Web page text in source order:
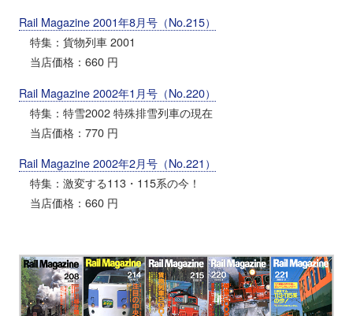
Rail Magazine 2001年8月号（No.215）
特集：貨物列車 2001
当店価格：660 円
Rail Magazine 2002年1月号（No.220）
特集：特雪2002 特殊排雪列車の現在
当店価格：770 円
Rail Magazine 2002年2月号（No.221）
特集：激変する113・115系の今！
当店価格：660 円